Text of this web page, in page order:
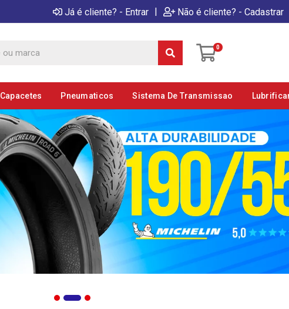
Já é cliente? - Entrar | Não é cliente? - Cadastrar
0
Capacetes Pneumaticos Sistema De Transmissao